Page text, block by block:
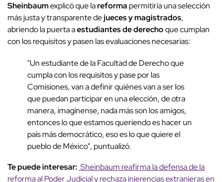
Sheinbaumexplicó que lareforma permitiría una selección
más justa y transparente dejueces y magistrados,
abriendo la puerta aestudiantes de derechoque cumplan
con los requisitos y pasen las evaluaciones necesarias:
"Un estudiante de la Facultad de Derecho que
cumpla con los requisitos y pase por las
Comisiones, van a definir quiénes van a ser los
que puedan participar en una elección, de otra
manera, imagínense, nada más son los amigos,
entonces lo que estamos queriendo es hacer un
país más democrático, eso es lo que quiere el
pueblo de México", puntualizó.
Te puede interesar: Sheinbaum reafirma la defensa de la
reforma al Poder Judicial y rechaza injerencias extranjeras en